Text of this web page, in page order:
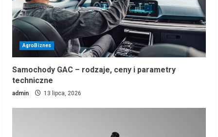
AgroBiznes
Samochody GAC – rodzaje, ceny i parametry
techniczne
admin 13 lipca, 2026